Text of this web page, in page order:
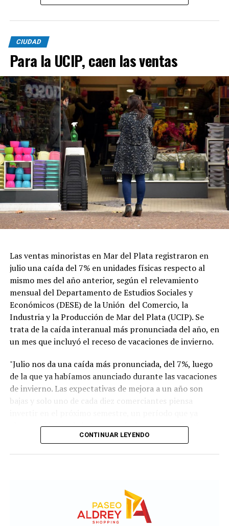
CIUDAD
Para la UCIP, caen las ventas
Las ventas minoristas en Mar del Plata registraron en
julio una caída del 7% en unidades físicas respecto al
mismo mes del año anterior, según el relevamiento
mensual del Departamento de Estudios Sociales y
Económicos (DESE) de la Unión del Comercio, la
Industria y la Producción de Mar del Plata (UCIP). Se
trata de la caída interanual más pronunciada del año, en
un mes que incluyó el receso de vacaciones de invierno.
"Julio nos da una caída más pronunciada, del 7%, luego
de la que ya habíamos anunciado durante las vacaciones
de invierno. Las expectativas de mejora a un año son
bajas y solo uno de cada diez comerciantes piensa
alcanza al inicio de la temporada de verano", afirmó
Los datos del relevamiento confirman una tendencia
que se profundiza mes a mes. El 52,4% de los
CONTINUAR LEYENDO